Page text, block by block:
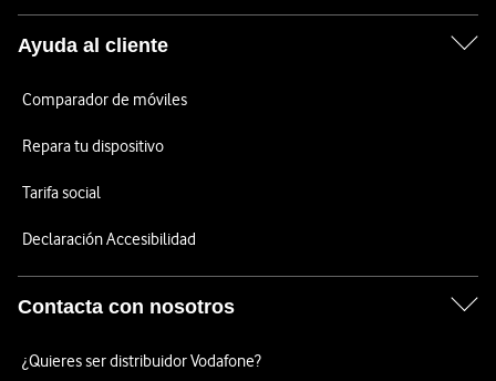
Ayuda al cliente
Comparador de móviles
Repara tu dispositivo
Tarifa social
Declaración Accesibilidad
Contacta con nosotros
¿Quieres ser distribuidor Vodafone?